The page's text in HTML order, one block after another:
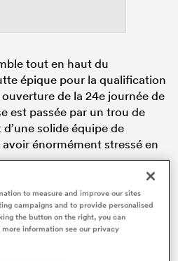
tout en haut du
épique pour la qualification
de la 24e journée de
est passée par un trou de
solide équipe de
énormément stressé en
connu un bon bol chez elle
Menée à la pause (12-24), la
la lumière dans le
de son banc XXL,
to measure and improve our sites
campaigns and to provide personalised
the button on the right, you can
information see our privacy